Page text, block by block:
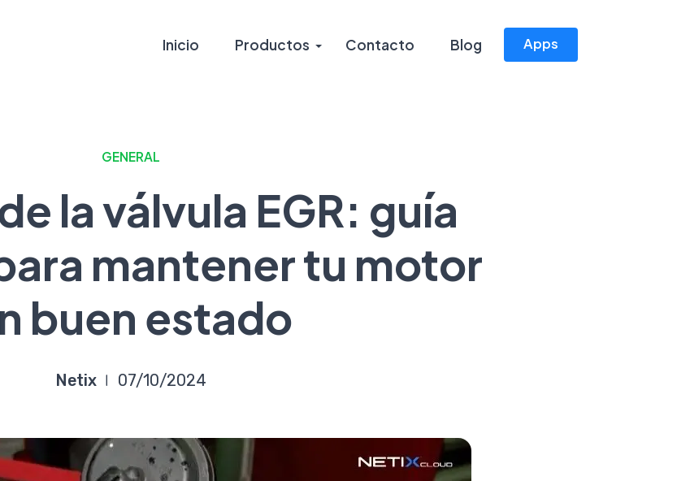
Inicio Productos Contacto Blog Apps
GENERAL
la válvula EGR: guía
mantener tu motor
buen estado
Netix 07/10/2024